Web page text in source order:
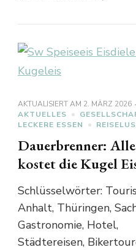
AKTUALISIERT AM 2. MÄRZ 2026
AKTUELLES
LECKERE ESSEN
Dauerbrenner:
kostet die Kugel
Schlüsselwörter:
Anhalt, Thüringen,
Gastronomie, Hotel,
Städtereisen,